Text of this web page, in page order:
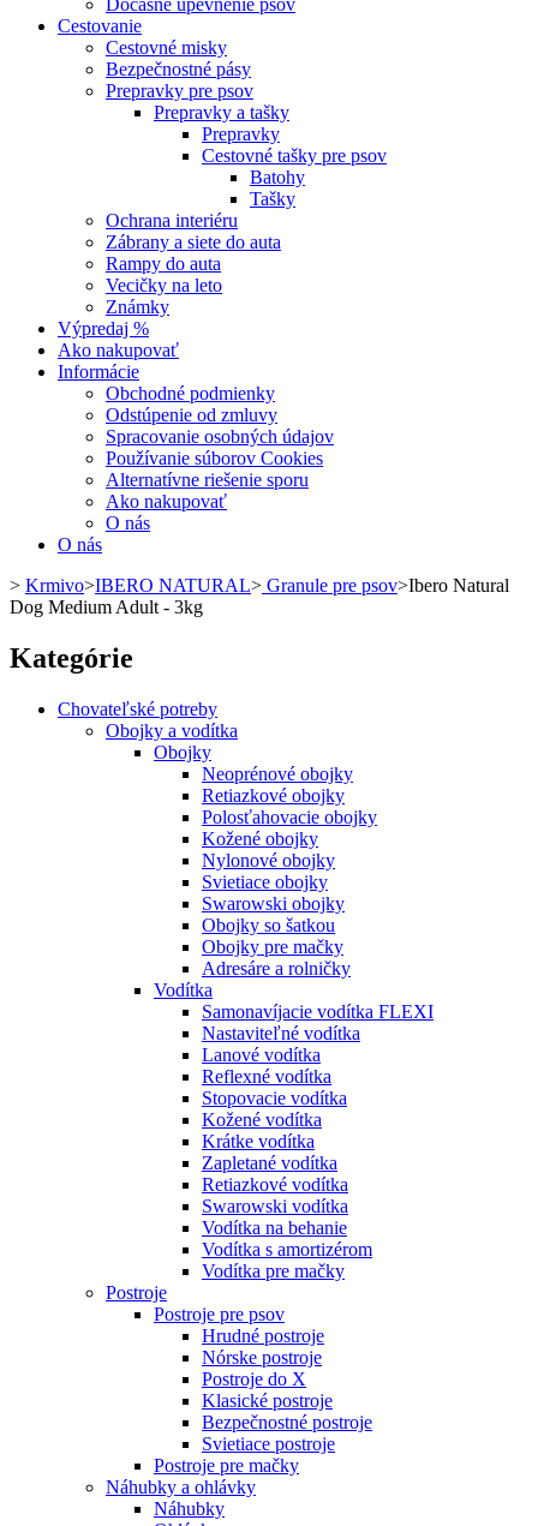
Dočasné upevnenie psov
Cestovanie
Cestovné misky
Bezpečnostné pásy
Prepravky pre psov
Prepravky a tašky
Prepravky
Cestovné tašky pre psov
Batohy
Tašky
Ochrana interiéru
Zábrany a siete do auta
Rampy do auta
Vecičky na leto
Známky
Výpredaj %
Ako nakupovať
Informácie
Obchodné podmienky
Odstúpenie od zmluvy
Spracovanie osobných údajov
Používanie súborov Cookies
Alternatívne riešenie sporu
Ako nakupovať
O nás
O nás
> Krmivo>IBERO NATURAL> Granule pre psov>Ibero Natural
Dog Medium Adult - 3kg
Kategórie
Chovateľské potreby
Obojky a vodítka
Obojky
Neoprénové obojky
Retiazkové obojky
Polosťahovacie obojky
Kožené obojky
Nylonové obojky
Svietiace obojky
Swarowski obojky
Obojky so šatkou
Obojky pre mačky
Adresáre a rolničky
Vodítka
Samonavíjacie vodítka FLEXI
Nastaviteľné vodítka
Lanové vodítka
Reflexné vodítka
Stopovacie vodítka
Kožené vodítka
Krátke vodítka
Zapletané vodítka
Retiazkové vodítka
Swarowski vodítka
Vodítka na behanie
Vodítka s amortizérom
Vodítka pre mačky
Postroje
Postroje pre psov
Hrudné postroje
Nórske postroje
Postroje do X
Klasické postroje
Bezpečnostné postroje
Svietiace postroje
Postroje pre mačky
Náhubky a ohlávky
Náhubky